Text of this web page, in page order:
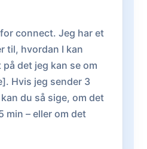
connect. Jeg har et
til, hvordan I kan
det jeg kan se om
Hvis jeg sender 3
du så sige, om det
min – eller om det